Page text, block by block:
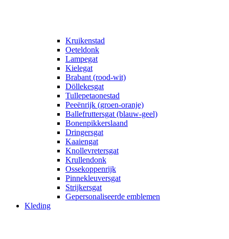
Kruikenstad
Oeteldonk
Lampegat
Kielegat
Brabant (rood-wit)
Döllekesgat
Tullepetaonestad
Peeënrijk (groen-oranje)
Ballefruttersgat (blauw-geel)
Bonenpikkerslaand
Dringersgat
Kaaiengat
Knollevretersgat
Krullendonk
Ossekoppenrijk
Pinnekleuversgat
Strijkersgat
Gepersonaliseerde emblemen
Kleding